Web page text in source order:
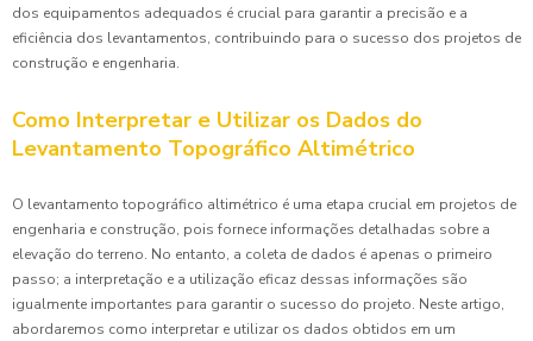
dos equipamentos adequados é crucial para garantir a precisão e a
eficiência dos levantamentos, contribuindo para o sucesso dos projetos de
construção e engenharia.
Como Interpretar e Utilizar os Dados do
Levantamento Topográfico Altimétrico
O levantamento topográfico altimétrico é uma etapa crucial em projetos de
engenharia e construção, pois fornece informações detalhadas sobre a
elevação do terreno. No entanto, a coleta de dados é apenas o primeiro
passo; a interpretação e a utilização eficaz dessas informações são
igualmente importantes para garantir o sucesso do projeto. Neste artigo,
abordaremos como interpretar e utilizar os dados obtidos em um